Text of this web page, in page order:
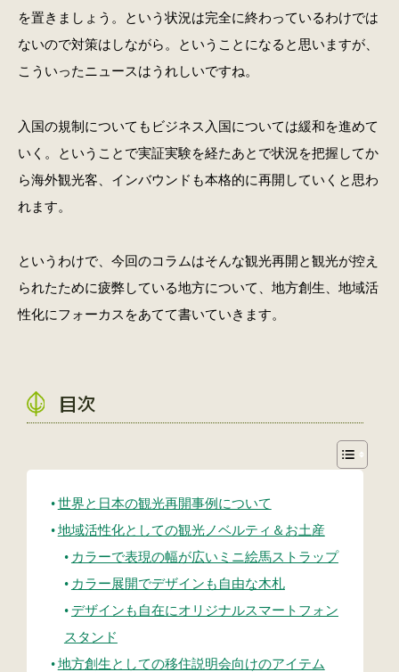
を置きましょう。という状況は完全に終わっているわけでは
ないので対策はしながら。ということになると思いますが、
こういったニュースはうれしいですね。
入国の規制についてもビジネス入国については緩和を進めて
いく。ということで実証実験を経たあとで状況を把握してか
ら海外観光客、インバウンドも本格的に再開していくと思わ
れます。
というわけで、今回のコラムはそんな観光再開と観光が控え
られたために疲弊している地方について、地方創生、地域活
性化にフォーカスをあてて書いていきます。
目次
世界と日本の観光再開事例について
地域活性化としての観光ノベルティ＆お土産
カラーで表現の幅が広いミニ絵馬ストラップ
カラー展開でデザインも自由な木札
デザインも自在にオリジナルスマートフォン
スタンド
地方創生としての移住説明会向けのアイテム